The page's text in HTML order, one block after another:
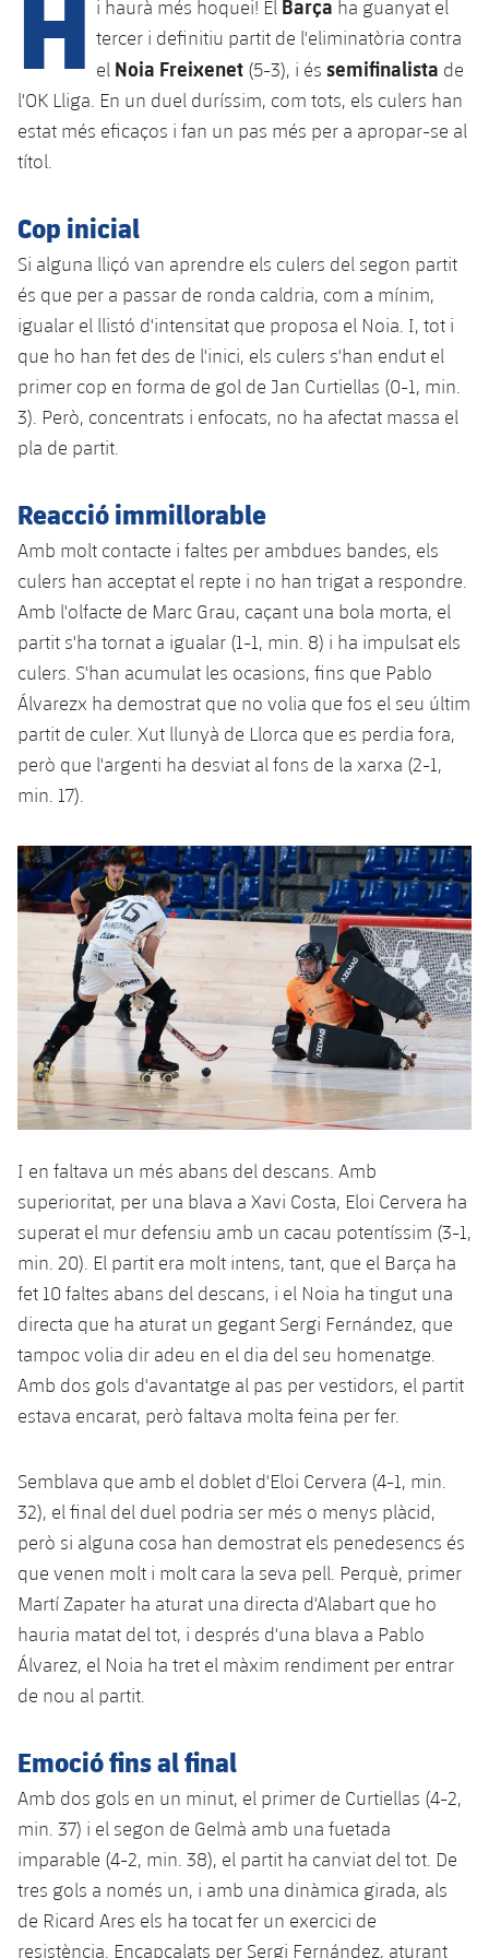
plusicon
més
Instal·lacions
Estadi Johan Cruyff
Barça Cafe
Ciutat Esportiva
plusicon
més
Serveis
Serveis Mèdics
Accessibilitat
plusicon
més
Acreditacions
i haurà més hoquei! El Barça ha guanyat el
tercer i definitiu partit de l'eliminatòria contra
el Noia Freixenet (5-3), i és semifinalista de
l'OK Lliga. En un duel duríssim, com tots, els culers han
estat més eficaços i fan un pas més per a apropar-se al
títol.
Cop inicial
Si alguna lliçó van aprendre els culers del segon partit
és que per a passar de ronda caldria, com a mínim,
igualar el llistó d'intensitat que proposa el Noia. I, tot i
que ho han fet des de l'inici, els culers s'han endut el
primer cop en forma de gol de Jan Curtiellas (0-1, min.
3). Però, concentrats i enfocats, no ha afectat massa el
pla de partit.
Reacció immillorable
Amb molt contacte i faltes per ambdues bandes, els
culers han acceptat el repte i no han trigat a respondre.
Amb l'olfacte de Marc Grau, caçant una bola morta, el
partit s'ha tornat a igualar (1-1, min. 8) i ha impulsat els
culers. S'han acumulat les ocasions, fins que Pablo
Álvarezx ha demostrat que no volia que fos el seu últim
partit de culer. Xut llunyà de Llorca que es perdia fora,
però que l'argenti ha desviat al fons de la xarxa (2-1,
min. 17).
I en faltava un més abans del descans. Amb
superioritat, per una blava a Xavi Costa, Eloi Cervera ha
superat el mur defensiu amb un cacau potentíssim (3-1,
min. 20). El partit era molt intens, tant, que el Barça ha
fet 10 faltes abans del descans, i el Noia ha tingut una
directa que ha aturat un gegant Sergi Fernández, que
tampoc volia dir adeu en el dia del seu homenatge.
Amb dos gols d'avantatge al pas per vestidors, el partit
estava encarat, però faltava molta feina per fer.
Semblava que amb el doblet d'Eloi Cervera (4-1, min.
32), el final del duel podria ser més o menys plàcid,
però si alguna cosa han demostrat els penedesencs és
que venen molt i molt cara la seva pell. Perquè, primer
Martí Zapater ha aturat una directa d'Alabart que ho
hauria matat del tot, i després d'una blava a Pablo
Álvarez, el Noia ha tret el màxim rendiment per entrar
de nou al partit.
Emoció fins al final
Amb dos gols en un minut, el primer de Curtiellas (4-2,
min. 37) i el segon de Gelmà amb una fuetada
imparable (4-2, min. 38), el partit ha canviat del tot. De
tres gols a només un, i amb una dinàmica girada, als
de Ricard Ares els ha tocat fer un exercici de
resistència. Encapçalats per Sergi Fernández, aturant